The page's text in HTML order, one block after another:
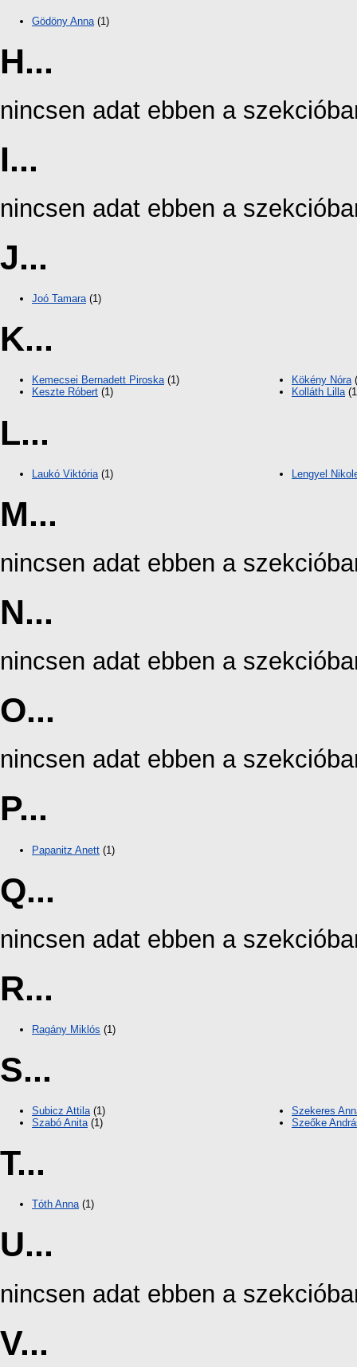
Gödöny Anna (1)
H...
nincsen adat ebben a
I...
nincsen adat ebben a
J...
Joó Tamara(1)
K...
Kemecsei Bernadett Piroska(1)
Keszte Róbert (1)
Kökény Nóra
Kolláth Lilla
L...
Laukó Viktória (1) Lengyel
M...
nincsen adat ebben a
N...
nincsen adat ebben a
O...
nincsen adat ebben a
P...
Papanitz Anett (1)
Q...
nincsen adat ebben a
R...
Ragány Miklós (1)
S...
Subicz Attila(1)
Szabó Anita(1)
Szekeres
Szeőke
T...
Tóth Anna(1)
U...
nincsen adat ebben a
V...